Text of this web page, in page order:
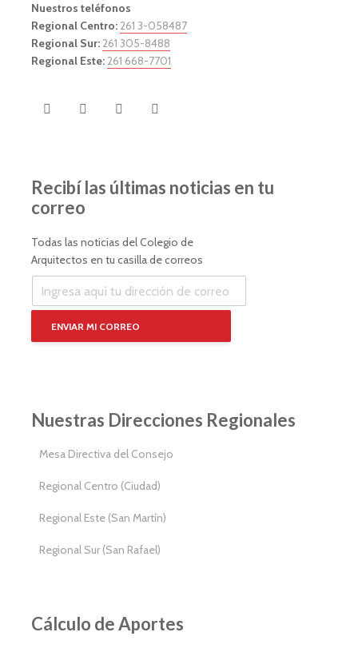
Nuestros teléfonos
Regional Centro: 261 3-058487
Regional Sur: 261 305-8488
Regional Este: 261 668-7701
Recibí las últimas noticias en tu
correo
Todas las noticias del Colegio de
Arquitectos en tu casilla de correos
ENVIAR MI CORREO
Nuestras Direcciones Regionales
Mesa Directiva del Consejo
Regional Centro (Ciudad)
Regional Este (San Martín)
Regional Sur (San Rafael)
Cálculo de Aportes